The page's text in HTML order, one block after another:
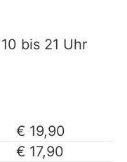
bis 21 Uhr
€ 19,90
€ 17,90